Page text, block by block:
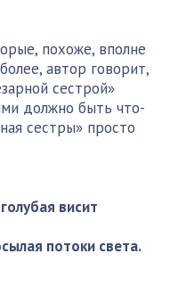
похоже, вполне
автор говорит,
сестрой»
должно быть что-
сестры» просто
висит
потоки света.